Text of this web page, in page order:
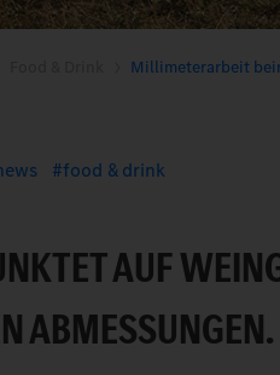
Millimeterarbeit
food & drink
AUF
ABMESSUNGEN.